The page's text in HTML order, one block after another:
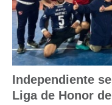
Independiente
Liga de Honor